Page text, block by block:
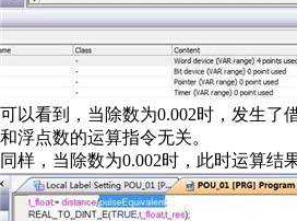
可以看到，当除数为0.002时，发生了
和浮点数的运算指令无关。
同样，当除数为0.002时，此时运算